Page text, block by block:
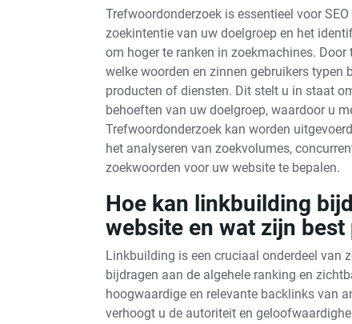
Trefwoordonderzoek is essentieel voor
zoekintentie van uw doelgroep en het
om hoger te ranken in zoekmachines.
welke woorden en zinnen gebruikers
producten of diensten. Dit stelt u in staat
behoeften van uw doelgroep, waardoor u
Trefwoordonderzoek kan worden
het analyseren van zoekvolumes,
zoekwoorden voor uw website te bepalen.
Hoe kan linkbuilding
website en wat zijn best
Linkbuilding is een cruciaal onderdeel van
bijdragen aan de algehele ranking en
hoogwaardige en relevante backlinks van
verhoogt u de autoriteit en